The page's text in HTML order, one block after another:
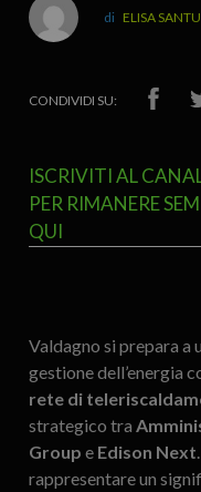
ELISA
CONDIVIDI SU:
ISCRIVITI AL
PER RIMANERE
QUI
Valdagno si prepara a
gestione dell’energia
rete di
strategico tra
Group e Edison Next
rappresentare un